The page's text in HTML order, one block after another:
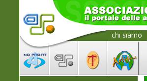
chi siamo